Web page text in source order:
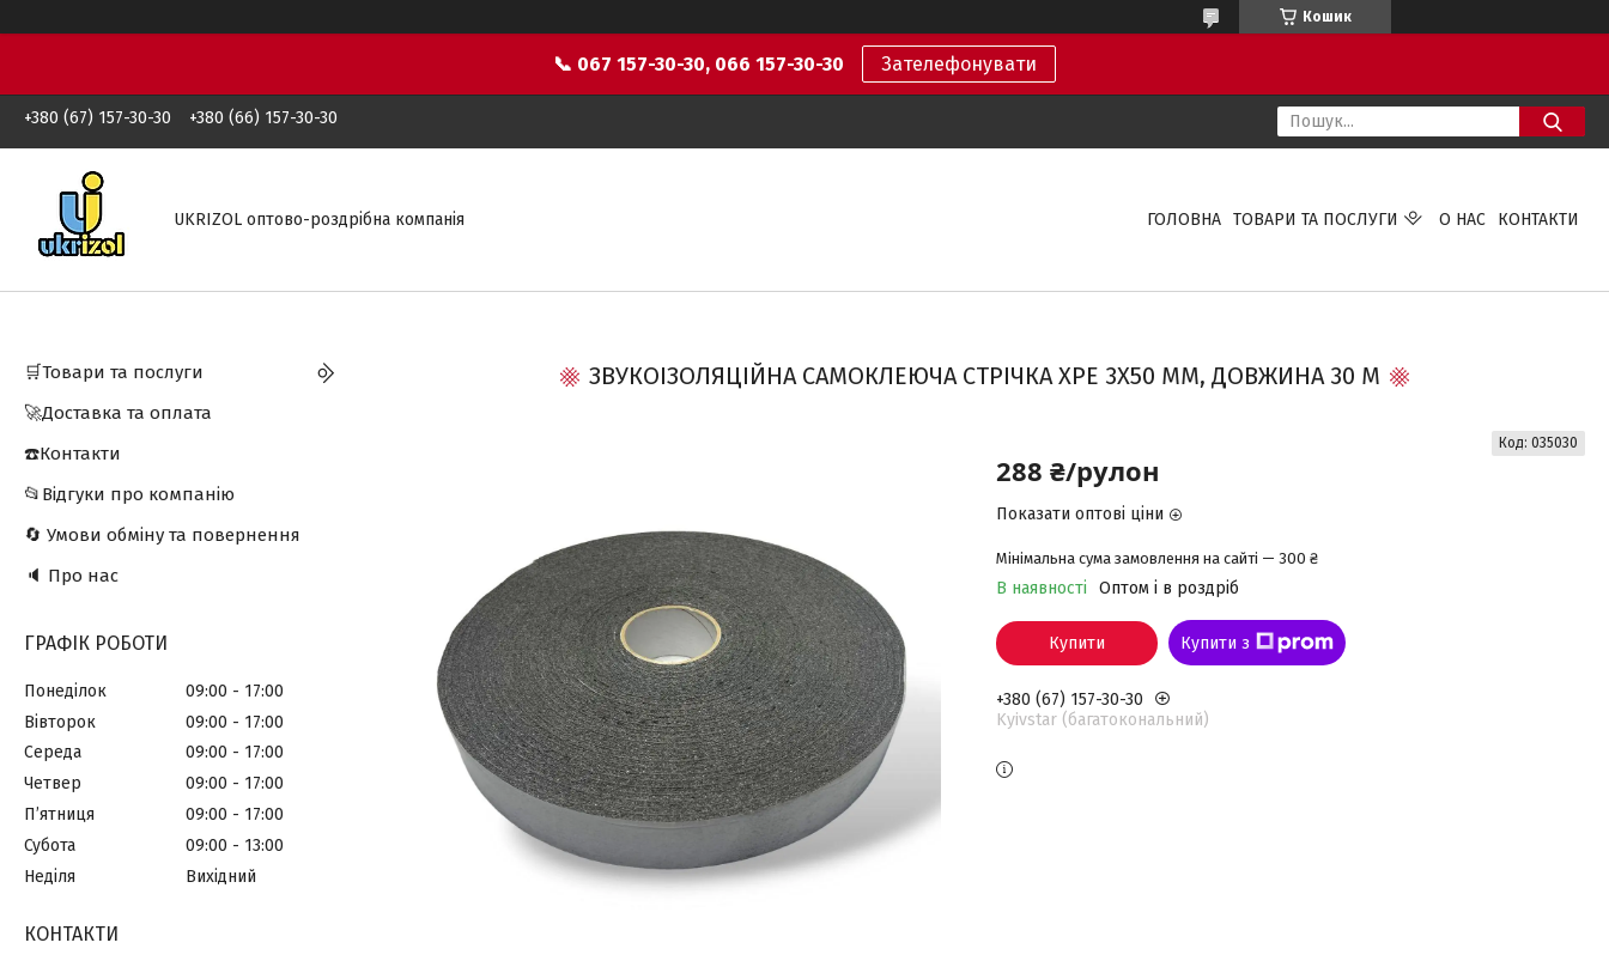
Кошик
📞 067 157-30-30, 066 157-30-30 Зателефонувати
+380 (67) 157-30-30 +380 (66) 157-30-30
UKRIZOL оптово-роздрібна компанія ГОЛОВНА ТОВАРИ ТА ПОСЛУГИ О НАС КОНТАКТИ
ЗВУКОІЗОЛЯЦІЙНА САМОКЛЕЮЧА СТРІЧКА XPE 3Х50 ММ, ДОВЖИНА 30 М
288 ₴/рулон
Показати оптові ціни
Мінімальна сума замовлення на сайті — 300 ₴
В наявності Оптом і в роздріб
Код: 035030
Купити Купити з
+380 (67) 157-30-30
Kyivstar (багатокональний)
🛒Товари та послуги
🚀Доставка та оплата
☎️Контакти
📂Відгуки про компанію
🔄 Умови обміну та повернення
🔈 Про нас
ГРАФІК РОБОТИ
Понеділок 09:00
17:00
Вівторок
09:00
17:00
Середа
09:00
17:00
Четвер
09:00
17:00
Пʼятниця
09:00
17:00
Субота
09:00
13:00
Неділя
Вихідний
КОНТАКТИ